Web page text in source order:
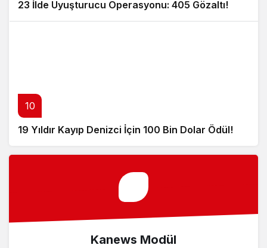
23 İlde Uyuşturucu Operasyonu: 405 Gözaltı!
10
19 Yıldır Kayıp Denizci İçin 100 Bin Dolar Ödül!
Kanews Modül